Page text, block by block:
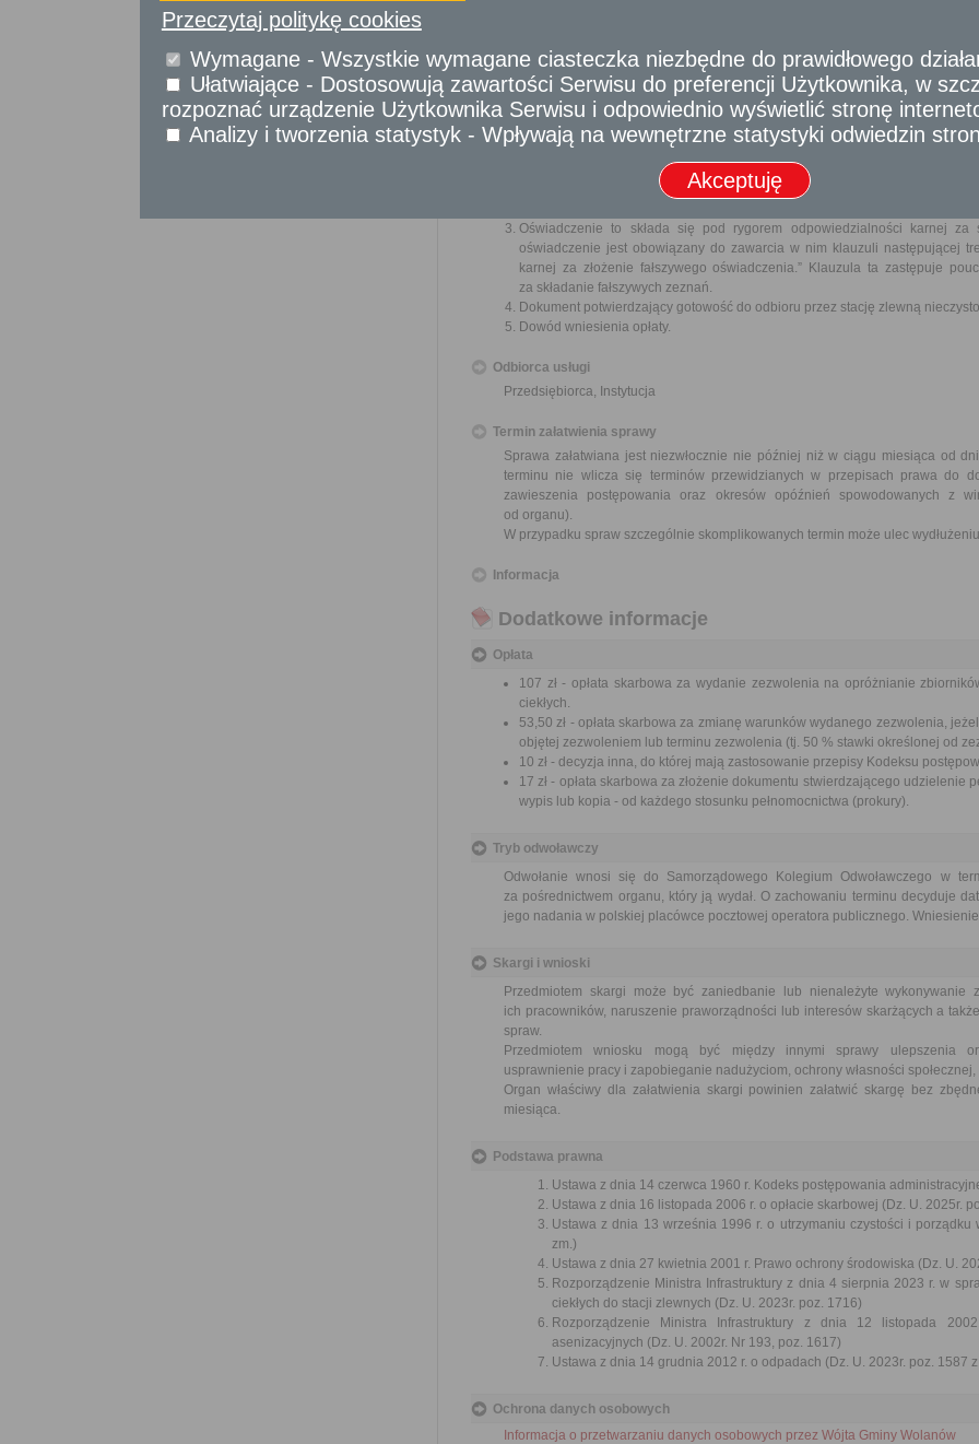
dla przedsiębiorców
Usługidla instytucji,
urzędów
określenie środków technicznych, jakimi dysponuje ubiegający się
objętej wnioskiem;
informacje o technologiach stosowanych lub przewidzianych do
działalności objętej wnioskiem;
proponowane zabiegi z zakresu ochrony środowiska i
działalności;
określenie terminu podjęcia działalności objętej wnioskiem oraz
Zaświadczenie albo oświadczenie o braku zaległości podatkowych i
Oświadczenie to składa się pod rygorem odpowiedzialności karnej za
oświadczenie jest obowiązany do zawarcia w nim klauzuli następującej
karnej za złożenie fałszywego oświadczenia.” Klauzula ta zastępuje
za składanie fałszywych zeznań.
Dokument potwierdzający gotowość do odbioru przez stację zlewną
Dowód wniesienia opłaty.
Odbiorca usługi
Przedsiębiorca, Instytucja
Termin załatwienia sprawy
Sprawa załatwiana jest niezwłocznie nie później niż w ciągu miesiąca od
terminu nie wlicza się terminów przewidzianych w przepisach prawa do
zawieszenia postępowania oraz okresów opóźnień spowodowanych z
od organu).
W przypadku spraw szczególnie skomplikowanych termin może ulec
Informacja
Dodatkowe informacje
Opłata
107 zł - opłata skarbowa za wydanie zezwolenia na opróżnianie
ciekłych.
53,50 zł - opłata skarbowa za zmianę warunków wydanego zezwolenia,
objętej zezwoleniem lub terminu zezwolenia (tj. 50 % stawki określonej od
10 zł - decyzja inna, do której mają zastosowanie przepisy Kodeksu
17 zł - opłata skarbowa za złożenie dokumentu stwierdzającego udzielenie
wypis lub kopia - od każdego stosunku pełnomocnictwa (prokury).
Tryb odwoławczy
Odwołanie wnosi się do Samorządowego Kolegium Odwoławczego w
za pośrednictwem organu, który ją wydał. O zachowaniu terminu decyduje
jego nadania w polskiej placówce pocztowej operatora publicznego. Wniesienie
Skargi i wnioski
Przedmiotem skargi może być zaniedbanie lub nienależyte wykonywanie
ich pracowników, naruszenie praworządności lub interesów skarżących a
spraw.
Przedmiotem wniosku mogą być między innymi sprawy ulepszenia
usprawnienie pracy i zapobieganie nadużyciom, ochrony własności
Organ właściwy dla załatwienia skargi powinien załatwić skargę bez
miesiąca.
Podstawa prawna
Ustawa z dnia 14 czerwca 1960 r. Kodeks postępowania
Ustawa z dnia 16 listopada 2006 r. o opłacie skarbowej (Dz. U. 2025r.
Ustawa z dnia 13 września 1996 r. o utrzymaniu czystości i
zm.)
Ustawa z dnia 27 kwietnia 2001 r. Prawo ochrony środowiska (Dz. U.
Rozporządzenie Ministra Infrastruktury z dnia 4 sierpnia 2023 r. w
ciekłych do stacji zlewnych (Dz. U. 2023r. poz. 1716)
Rozporządzenie Ministra Infrastruktury z dnia 12 listopada
asenizacyjnych (Dz. U. 2002r. Nr 193, poz. 1617)
Ustawa z dnia 14 grudnia 2012 r. o odpadach (Dz. U. 2023r. poz. 1587
Ochrona danych osobowych
Informacja o przetwarzaniu danych osobowych przez Wójta Gminy Wolanów
Przeczytaj politykę cookies
Wymagane - Wszystkie wymagane ciasteczka niezbędne do prawidłowego
Ułatwiające - Dostosowują zawartości Serwisu do preferencji Użytkownika, w
rozpoznać urządzenie Użytkownika Serwisu i odpowiednio wyświetlić stronę
Analizy i tworzenia statystyk - Wpływają na wewnętrzne statystyki odwiedzin stron
Akceptuję